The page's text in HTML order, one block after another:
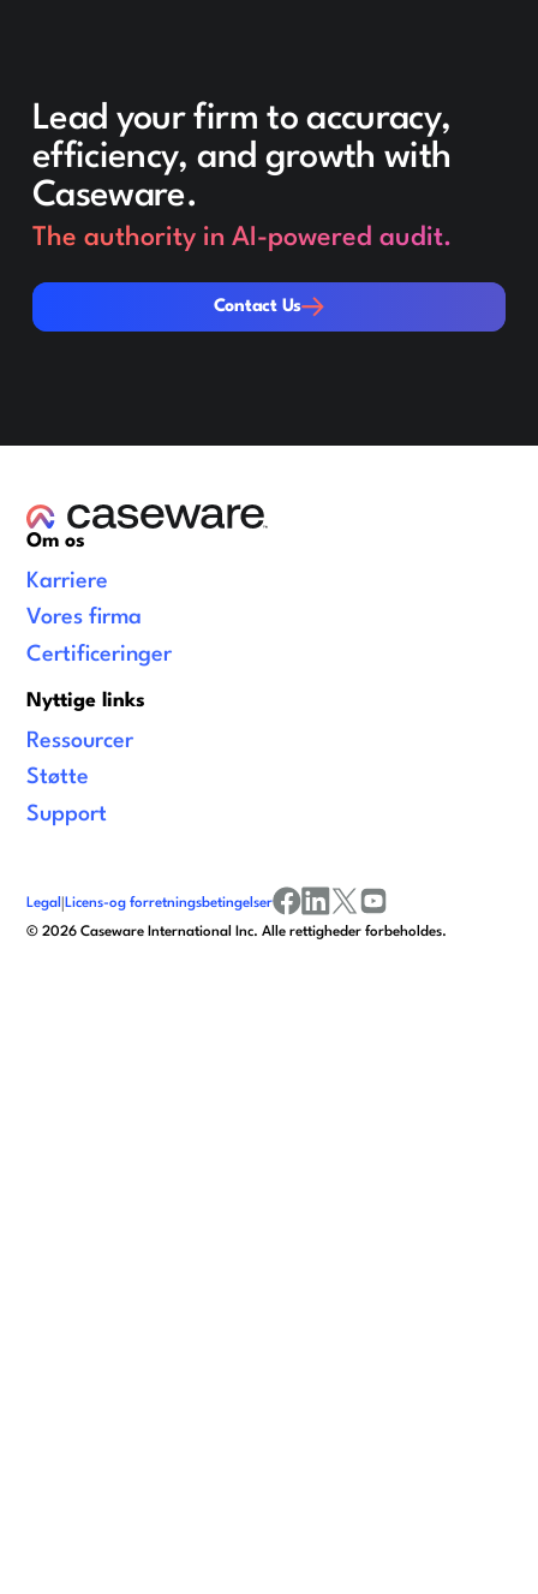
Lead your firm to accuracy,
efficiency, and growth with
Caseware.
The authority in AI-powered audit.
Contact Us
Contact Us
Om os
Karriere
Vores firma
Certificeringer
Nyttige links
Ressourcer
Støtte
Support
©2026 Caseware International Inc. Alle rettigheder forbeholdes.
Legal |Licens-og forretningsbetingelser
facebook
linkedinx/twitter
youtube